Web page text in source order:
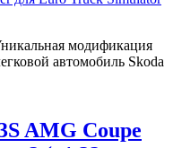
модификация
автомобиль Skoda
AMG Coupe